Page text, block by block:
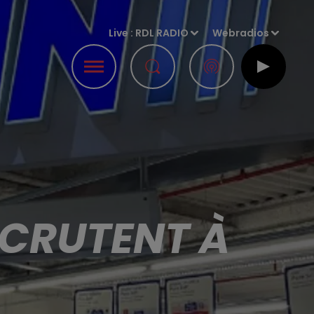
Live : RDL RADIO Webradios
À